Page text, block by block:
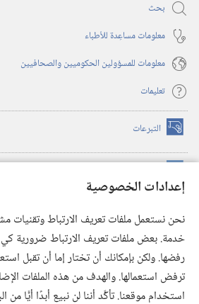
إعدادات الخصوصية
نحن نستعمل ملفات تعريف الارتباط وتقنيات
خدمة. بعض ملفات تعريف الارتباط ضرورية كي
رفضها. ولكن بإمكانك أن تختار إما أن تقبل
ترفض استعمالها. والهدف من هذه الملفات
استخدام موقعنا. تأكَّد أننا لن نبيع أبدًا أيًّا من
بحث
معلومات مساعِدة للأطباء
معلومات للمسؤولين الحكوميين والصحافيين
تعليمات
التبرعات (يفتح
نافذة
(يفتح
نافذة
(يفتح
نافذة
جديدة) تطبيق ®
JW Library
مكتبة برج المراقبة